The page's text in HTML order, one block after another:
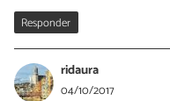
Responder
ridaura
04/10/2017